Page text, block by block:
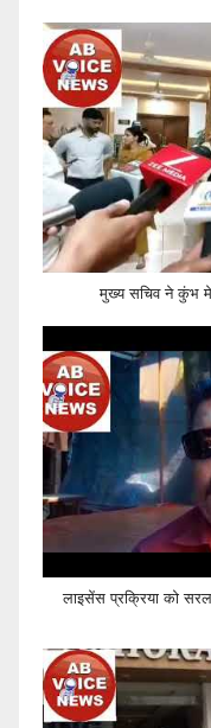
मुख्य सचिव ने कुंभ
लाइसेंस प्रक्रिया को